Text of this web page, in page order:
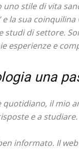
stile di vita
la sua
di settore.
esperienze e
una
il mio
e a studiare.
informato. Il